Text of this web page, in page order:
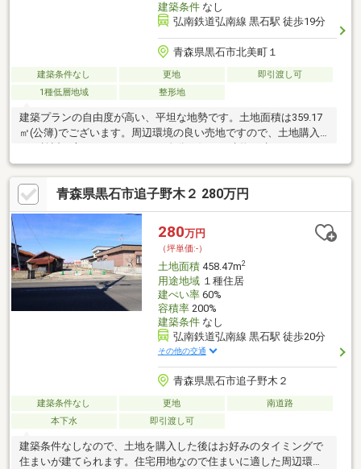
建築条件なし
弘南鉄道弘南線 黒石駅 徒歩19分
青森県黒石市北美町１
建築条件なし 更地
即引渡し可
1種低層地域
整形地
建築プランの自由度が高い、平坦な地勢です。土地面積は359.17
㎡(公簿)でございます。周辺環境の良い売地ですので、土地購入
点では、建築条件のない土地がおすすめです。こちらの住宅用地
は、周辺環境も好条件で住みやすくニーズの高いエリアにありま
す。接道幅10m以上となっております。
青森県黒石市追子野木２ 280万円
280万円
（坪単価:-）
土地面積458.47m2
用途地域１種住居
建ぺい率60%
容積率200%
建築条件なし
弘南鉄道弘南線 黒石駅 徒歩20分
その他の交通
青森県黒石市追子野木２
建築条件なし 更地
南道路
本下水
即引渡し可
建築条件なしなので、土地を購入した後はお好みのタイミングで
住まいが建てられます。住宅用地なので住まいに適した周辺環境